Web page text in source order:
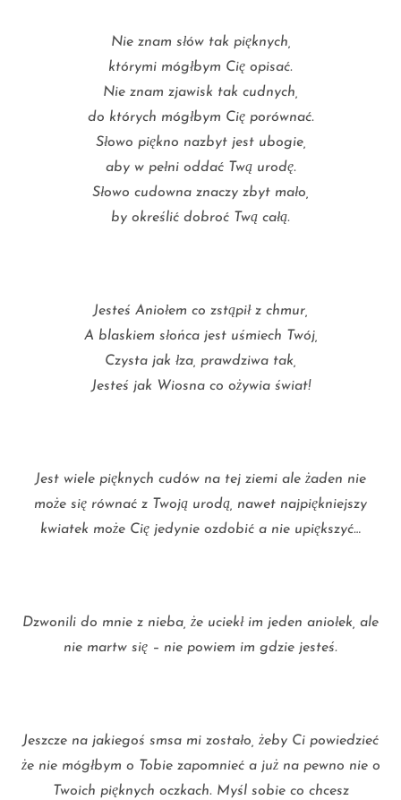
Nie znam słów tak pięknych,
którymi mógłbym Cię opisać.
Nie znam zjawisk tak cudnych,
do których mógłbym Cię porównać.
Słowo piękno nazbyt jest ubogie,
aby w pełni oddać Twą urodę.
Słowo cudowna znaczy zbyt mało,
by określić dobroć Twą całą.
Jesteś Aniołem co zstąpił z chmur,
A blaskiem słońca jest uśmiech Twój,
Czysta jak łza, prawdziwa tak,
Jesteś jak Wiosna co ożywia świat!
Jest wiele pięknych cudów na tej ziemi ale żaden nie
może się równać z Twoją urodą, nawet najpiękniejszy
kwiatek może Cię jedynie ozdobić a nie upiększyć…
Dzwonili do mnie z nieba, że uciekł im jeden aniołek, ale
nie martw się – nie powiem im gdzie jesteś.
Jeszcze na jakiegoś smsa mi zostało, żeby Ci powiedzieć
że nie mógłbym o Tobie zapomnieć a już na pewno nie o
Twoich pięknych oczkach. Myśl sobie co chcesz